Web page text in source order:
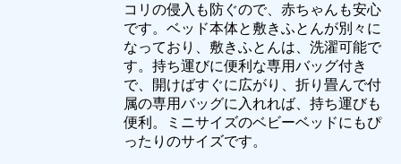
コリの侵入も防ぐので、赤ちゃんも安心
です。ベッド本体と敷きふとんが別々に
なっており、敷きふとんは、洗濯可能で
す。持ち運びに便利な専用バッグ付き
で、開けばすぐに広がり、折り畳んで付
属の専用バッグに入れれば、持ち運びも
便利。ミニサイズのベビーベッドにもぴ
ったりのサイズです。